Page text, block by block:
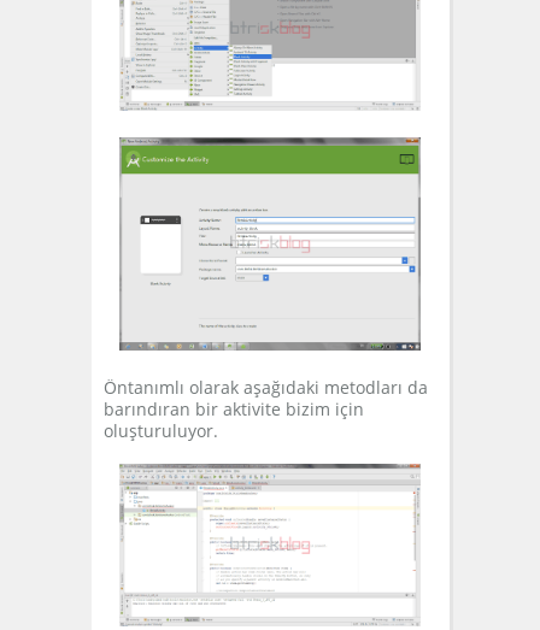
Öntanımlı olarak aşağıdaki metodları da
barındıran bir aktivite bizim için
oluşturuluyor.